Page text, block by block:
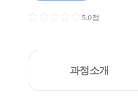
5.0점
과정소개